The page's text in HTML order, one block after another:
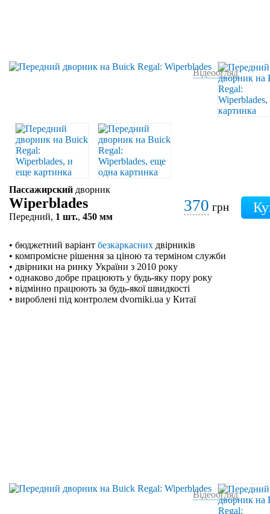
Відеоогляд
Пассажирский дворник
Wiperblades
Передний, 1 шт., 450 мм
370 грн
• бюджетний варіант безкаркасних двірників
• компромісне рішення за ціною та терміном служби
• двірники на ринку України з 2010 року
• однаково добре працюють у будь-яку пору року
• відмінно працюють за будь-якої швидкості
• вироблені під контролем dvorniki.ua у Китаї
Відеоогляд